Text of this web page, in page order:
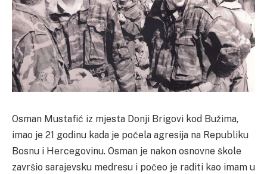
Osman Mustafić iz mjesta Donji Brigovi kod Bužima,
imao je 21 godinu kada je počela agresija na Republiku
Bosnu i Hercegovinu. Osman je nakon osnovne škole
završio sarajevsku medresu i počeo je raditi kao imam u